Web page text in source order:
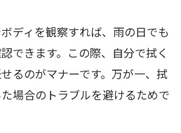
ディを観察すれば、雨の日でも
できます。この際、自分で拭く
るのがマナーです。万が一、拭
場合のトラブルを避けるためで